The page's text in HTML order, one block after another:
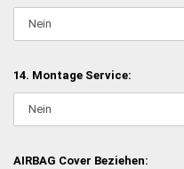
14. Montage Service:
AIRBAG Cover Beziehen: